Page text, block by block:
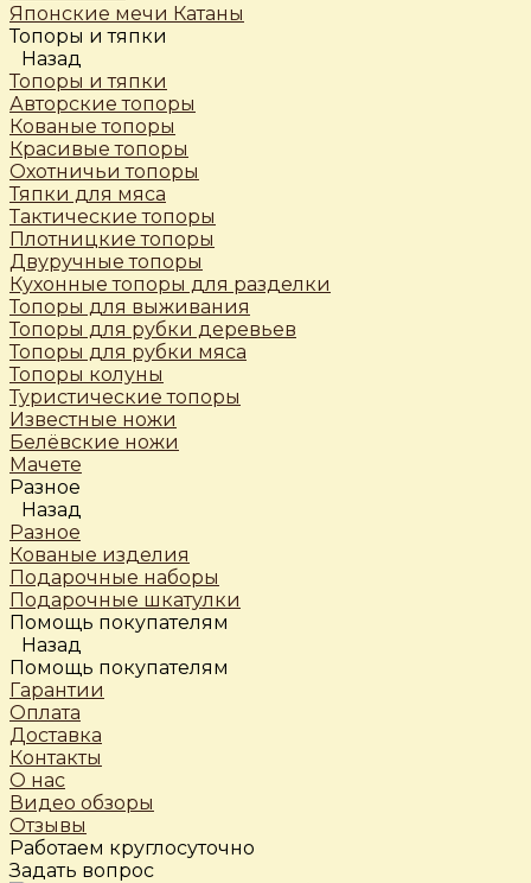
Японские мечи Катаны
Топоры и тяпки
Назад
Топоры и тяпки
Авторские топоры
Кованые топоры
Красивые топоры
Охотничьи топоры
Тяпки для мяса
Тактические топоры
Плотницкие топоры
Двуручные топоры
Кухонные топоры для разделки
Топоры для выживания
Топоры для рубки деревьев
Топоры для рубки мяса
Топоры колуны
Туристические топоры
Известные ножи
Белёвские ножи
Мачете
Разное
Назад
Разное
Кованые изделия
Подарочные наборы
Подарочные шкатулки
Помощь покупателям
Назад
Помощь покупателям
Гарантии
Оплата
Доставка
Контакты
О нас
Видео обзоры
Отзывы
Работаем круглосуточно
Задать вопрос